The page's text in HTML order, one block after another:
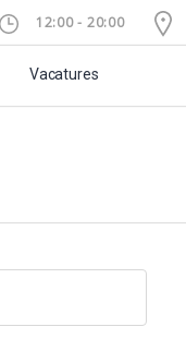
12:00 - 20:00
Vacatures